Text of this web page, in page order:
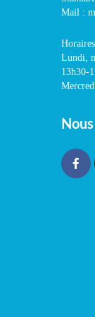
Mail :
Lundi,
13h30-